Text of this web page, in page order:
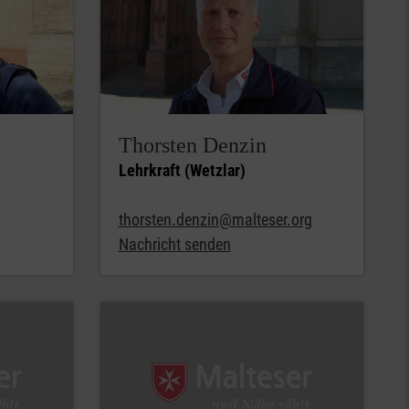
Thorsten Denzin
Lehrkraft (Wetzlar)
thorsten.denzin@malteser.org
Nachricht senden